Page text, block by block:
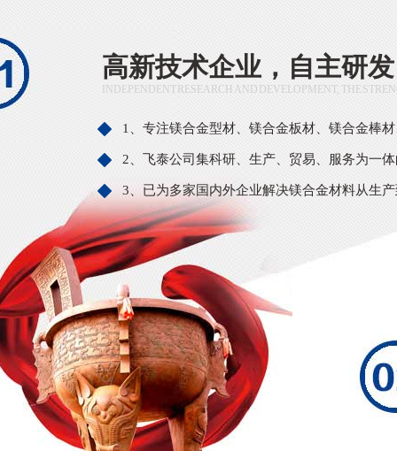
高新技术企业，自主研
INDEPENDENT RESEARCH AND DEVELOPMENT, THE
1、专注镁合金型材、镁合金板材、镁合金棒
2、飞泰公司集科研、生产、贸易、服务为一
3、已为多家国内外企业解决镁合金材料从生